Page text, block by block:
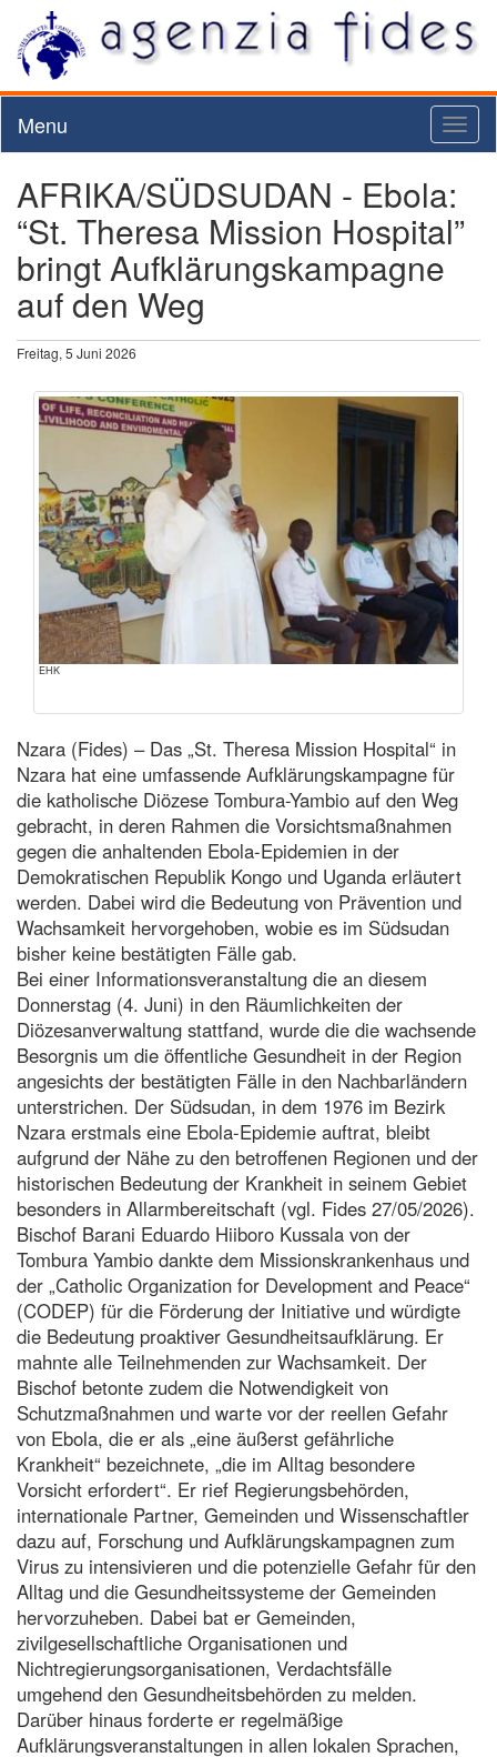
Menu
AFRIKA/SÜDSUDAN - Ebola:
“St. Theresa Mission Hospital”
bringt Aufklärungskampagne
auf den Weg
Freitag, 5 Juni 2026
EHK
Nzara (Fides) – Das „St. Theresa Mission Hospital“ in
Nzara hat eine umfassende Aufklärungskampagne für
die katholische Diözese Tombura-Yambio auf den Weg
gebracht, in deren Rahmen die Vorsichtsmaßnahmen
gegen die anhaltenden Ebola-Epidemien in der
Demokratischen Republik Kongo und Uganda erläutert
werden. Dabei wird die Bedeutung von Prävention und
Wachsamkeit hervorgehoben, wobie es im Südsudan
bisher keine bestätigten Fälle gab.
Bei einer Informationsveranstaltung die an diesem
Donnerstag (4. Juni) in den Räumlichkeiten der
Diözesanverwaltung stattfand, wurde die die wachsende
Besorgnis um die öffentliche Gesundheit in der Region
angesichts der bestätigten Fälle in den Nachbarländern
unterstrichen. Der Südsudan, in dem 1976 im Bezirk
Nzara erstmals eine Ebola-Epidemie auftrat, bleibt
aufgrund der Nähe zu den betroffenen Regionen und der
historischen Bedeutung der Krankheit in seinem Gebiet
besonders in Allarmbereitschaft (vgl. Fides 27/05/2026).
Bischof Barani Eduardo Hiiboro Kussala von der
Tombura Yambio dankte dem Missionskrankenhaus und
der „Catholic Organization for Development and Peace“
(CODEP) für die Förderung der Initiative und würdigte
die Bedeutung proaktiver Gesundheitsaufklärung. Er
mahnte alle Teilnehmenden zur Wachsamkeit. Der
Bischof betonte zudem die Notwendigkeit von
Schutzmaßnahmen und warte vor der reellen Gefahr
von Ebola, die er als „eine äußerst gefährliche
Krankheit“ bezeichnete, „die im Alltag besondere
Vorsicht erfordert“. Er rief Regierungsbehörden,
internationale Partner, Gemeinden und Wissenschaftler
dazu auf, Forschung und Aufklärungskampagnen zum
Virus zu intensivieren und die potenzielle Gefahr für den
Alltag und die Gesundheitssysteme der Gemeinden
hervorzuheben. Dabei bat er Gemeinden,
zivilgesellschaftliche Organisationen und
Nichtregierungsorganisationen, Verdachtsfälle
umgehend den Gesundheitsbehörden zu melden.
Darüber hinaus forderte er regelmäßige
Aufklärungsveranstaltungen in allen lokalen Sprachen,